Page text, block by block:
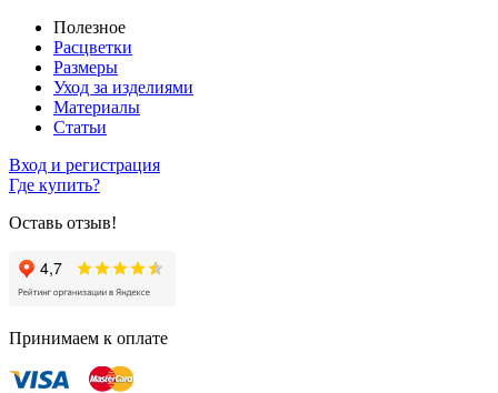
Полезное
Расцветки
Размеры
Уход за изделиями
Материалы
Статьи
Вход и регистрация
Где купить?
Оставь отзыв!
Принимаем к оплате